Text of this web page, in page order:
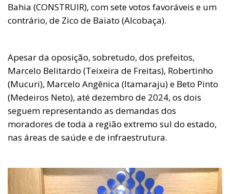
Bahia (CONSTRUIR), com sete votos favoráveis e um
contrário, de Zico de Baiato (Alcobaça).
Apesar da oposição, sobretudo, dos prefeitos,
Marcelo Belitardo (Teixeira de Freitas), Robertinho
(Mucuri), Marcelo Angênica (Itamaraju) e Beto Pinto
(Medeiros Neto), até dezembro de 2024, os dois
seguem representando as demandas dos
moradores de toda a região extremo sul do estado,
nas áreas de saúde e de infraestrutura.